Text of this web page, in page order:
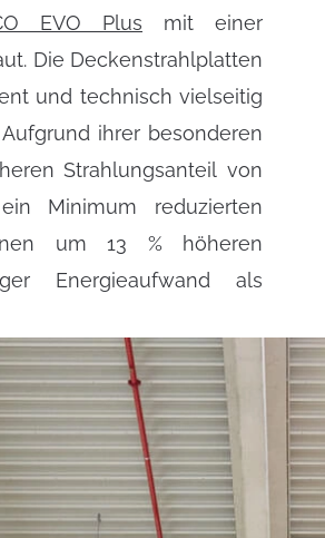
EVO Plus mit einer
Die Deckenstrahlplatten
und technisch vielseitig
ihrer besonderen
Strahlungsanteil von
Minimum reduzierten
um 13 % höheren
Energieaufwand als
Bei den Auslegungstemperaturen 80/60/17° C
erreichen sie eine
Logistikhalle wurden die
Binderfeld verteilt,
im Raum zu